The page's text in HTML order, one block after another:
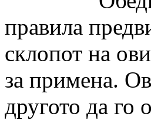
правила
склопот на
за примена.
другото да го